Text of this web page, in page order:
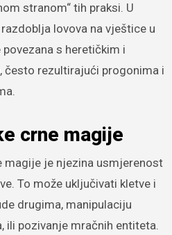
stranom“ tih praksi. U
lovova na vještice u
s heretičkim i
često rezultirajući progonima i
crne magije
magije je njezina usmjerenost
To može uključivati kletve i
drugima, manipulaciju
ili pozivanje mračnih entiteta.